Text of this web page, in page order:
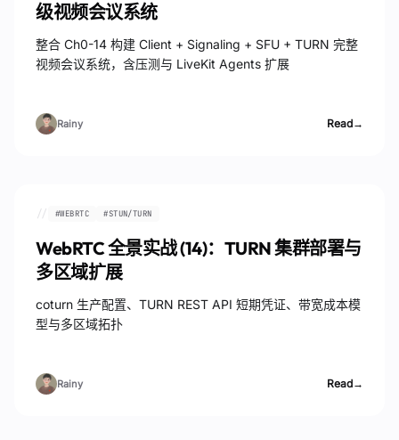
级视频会议系统
整合 Ch0-14 构建 Client + Signaling + SFU + TURN 完整
视频会议系统，含压测与 LiveKit Agents 扩展
Rainy Read→
// #WEBRTC #STUN/TURN
WebRTC 全景实战 (14)：TURN 集群部署与
多区域扩展
coturn 生产配置、TURN REST API 短期凭证、带宽成本模
型与多区域拓扑
Rainy Read→